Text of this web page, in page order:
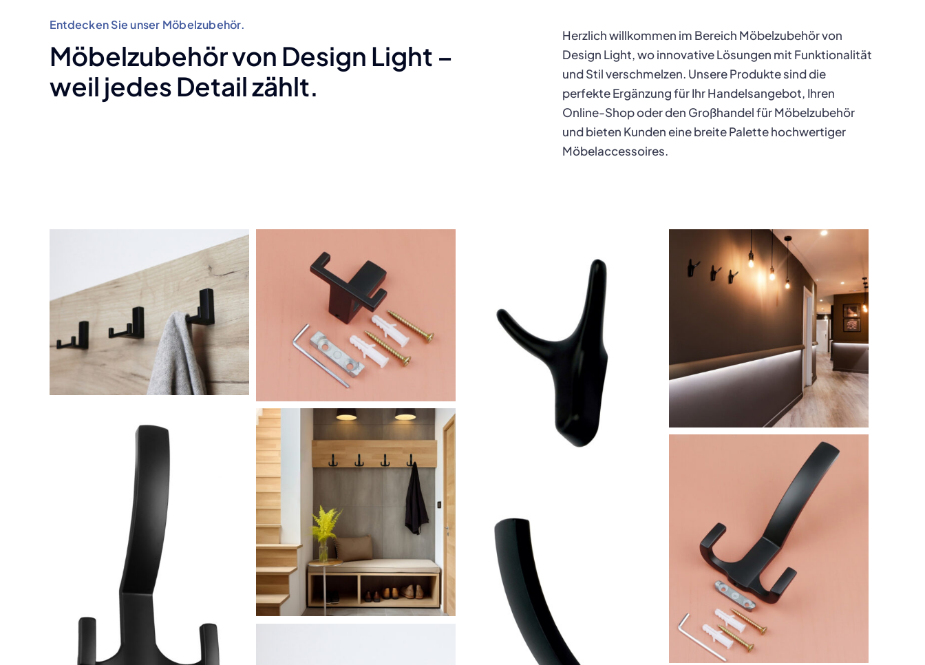
Entdecken Sie unser Möbelzubehör.
Möbelzubehör von Design Light –
weil jedes Detail zählt.
Herzlich willkommen im Bereich Möbelzubehör von
Design Light, wo innovative Lösungen mit Funktionalität
und Stil verschmelzen. Unsere Produkte sind die
perfekte Ergänzung für Ihr Handelsangebot, Ihren
Online-Shop oder den Großhandel für Möbelzubehör
und bieten Kunden eine breite Palette hochwertiger
Möbelaccessoires.